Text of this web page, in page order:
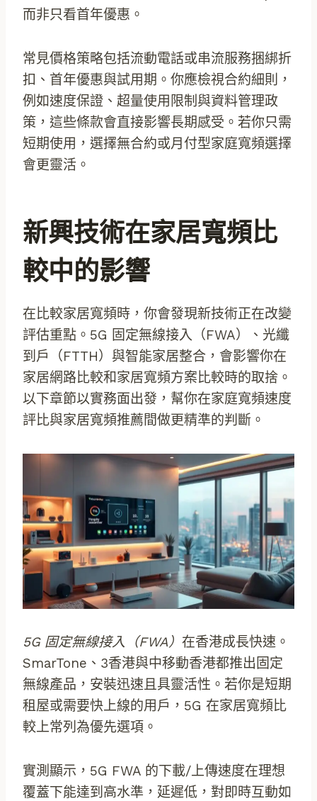
而非只看首年優惠。
常見價格策略包括流動電話或串流服務捆綁折
扣、首年優惠與試用期。你應檢視合約細則，
例如速度保證、超量使用限制與資料管理政
策，這些條款會直接影響長期感受。若你只需
短期使用，選擇無合約或月付型家庭寬頻選擇
會更靈活。
新興技術在家居寬頻比
較中的影響
在比較家居寬頻時，你會發現新技術正在改變
評估重點。5G 固定無線接入（FWA）、光纖
到戶（FTTH）與智能家居整合，會影響你在
家居網路比較和家居寬頻方案比較時的取捨。
以下章節以實務面出發，幫你在家庭寬頻速度
評比與家居寬頻推薦間做更精準的判斷。
5G 固定無線接入（FWA） 在香港成長快速。
SmarTone、3香港與中移動香港都推出固定
無線產品，安裝迅速且具靈活性。若你是短期
租屋或需要快上線的用戶，5G 在家居寬頻比
較上常列為優先選項。
實測顯示，5G FWA 的下載/上傳速度在理想
覆蓋下能達到高水準，延遲低，對即時互動如